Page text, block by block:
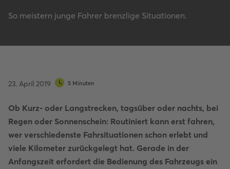
So meistern junge Fahrer brenzlige Situationen.
23. April 2019 5 Minuten
Ob Kurz- oder Langstrecken, tagsüber oder nachts, bei
Regen oder Sonnenschein: Routiniert kann erst fahren,
wer verschiedenste Fahrsituationen schon erlebt und
viele Kilometer zurückgelegt hat. Gerade in der
Anfangszeit erfordert die Bedienung des Fahrzeugs ein